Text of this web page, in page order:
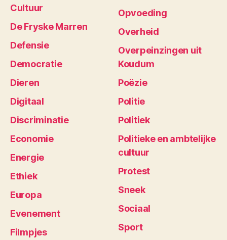
Cultuur
De Fryske Marren
Defensie
Democratie
Dieren
Digitaal
Discriminatie
Economie
Energie
Ethiek
Europa
Evenement
Filmpjes
Opvoeding
Overheid
Overpeinzingen uit
Koudum
Poëzie
Politie
Politiek
Politieke en ambtelijke
cultuur
Protest
Sneek
Sociaal
Sport